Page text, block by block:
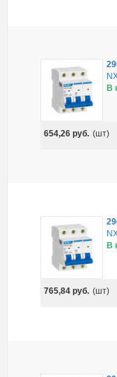
В
654,26руб. (шт)
В
765,84руб. (шт)